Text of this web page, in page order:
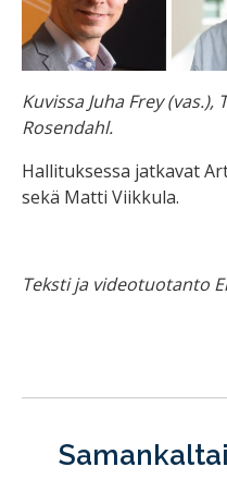
Kuvissa Juha Frey
Rosendahl.
Hallituksessa jatkavat
sekä Matti Viikkula.
Teksti ja videotuotanto